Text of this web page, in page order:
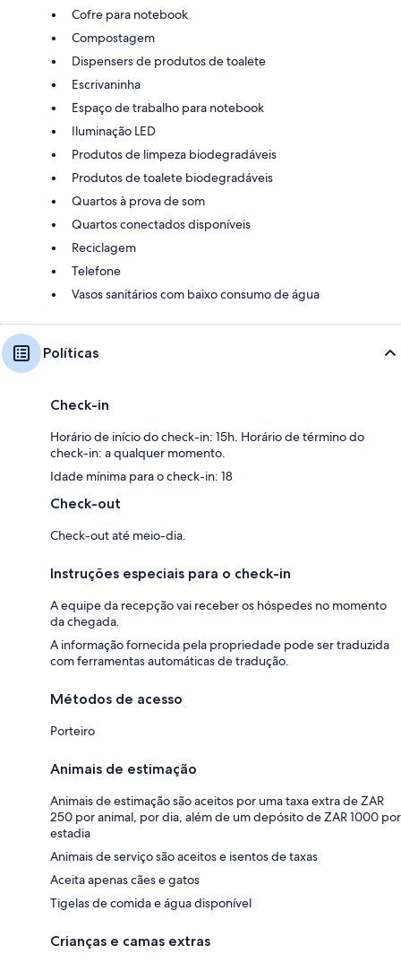
Cofre para notebook
Compostagem
Dispensers de produtos de toalete
Escrivaninha
Espaço de trabalho para notebook
Iluminação LED
Produtos de limpeza biodegradáveis
Produtos de toalete biodegradáveis
Quartos à prova de som
Quartos conectados disponíveis
Reciclagem
Telefone
Vasos sanitários com baixo consumo de água
Políticas
Check-in
Horário de início do check-in: 15h. Horário de término do
check-in: a qualquer momento.
Idade mínima para o check-in: 18
Check-out
Check-out até meio-dia.
Instruções especiais para o check-in
A equipe da recepção vai receber os hóspedes no momento
da chegada.
A informação fornecida pela propriedade pode ser traduzida
com ferramentas automáticas de tradução.
Métodos de acesso
Porteiro
Animais de estimação
Animais de estimação são aceitos por uma taxa extra de ZAR
250 por animal, por dia, além de um depósito de ZAR 1000 por
estadia
Animais de serviço são aceitos e isentos de taxas
Aceita apenas cães e gatos
Tigelas de comida e água disponível
Crianças e camas extras